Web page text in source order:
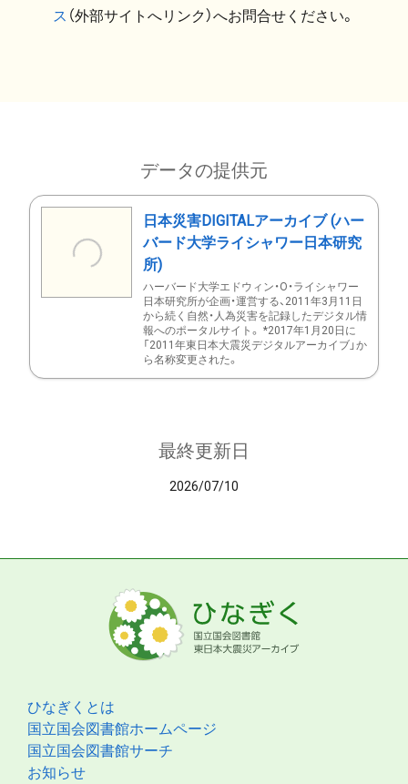
ス （外部サイトへリンク）へお問合せください。
データの提供元
日本災害DIGITALアーカイブ (ハー
バード大学ライシャワー日本研究
所)
ハーバード大学エドウィン・O・ライシャワー
日本研究所が企画・運営する、2011年3月11日
から続く自然・人為災害を記録したデジタル情
報へのポータルサイト。 *2017年1月20日に
「2011年東日本大震災デジタルアーカイブ」か
ら名称変更された。
最終更新日
2026/07/10
ひなぎくとは
国立国会図書館ホームページ
国立国会図書館サーチ
お知らせ